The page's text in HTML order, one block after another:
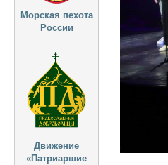
Морская пехота
России
Движение
«Патриаршие